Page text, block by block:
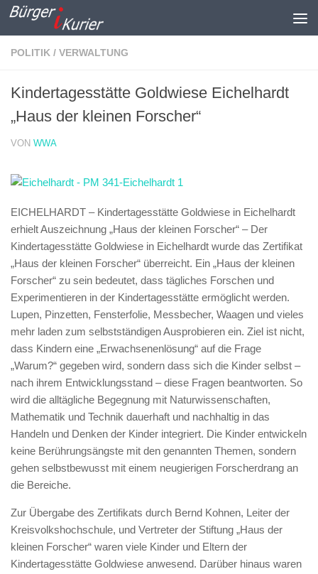
Zum Inhalt springen
POLITIK / VERWALTUNG
Kindertagesstätte Goldwiese Eichelhardt
„Haus der kleinen Forscher“
VON WWA
EICHELHARDT – Kindertagesstätte Goldwiese in Eichelhardt
erhielt Auszeichnung „Haus der kleinen Forscher“ – Der
Kindertagesstätte Goldwiese in Eichelhardt wurde das Zertifikat
„Haus der kleinen Forscher“ überreicht. Ein „Haus der kleinen
Forscher“ zu sein bedeutet, dass tägliches Forschen und
Experimentieren in der Kindertagesstätte ermöglicht werden.
Lupen, Pinzetten, Fensterfolie, Messbecher, Waagen und vieles
mehr laden zum selbstständigen Ausprobieren ein. Ziel ist nicht,
dass Kindern eine „Erwachsenenlösung“ auf die Frage
„Warum?“ gegeben wird, sondern dass sich die Kinder selbst –
nach ihrem Entwicklungsstand – diese Fragen beantworten. So
wird die alltägliche Begegnung mit Naturwissenschaften,
Mathematik und Technik dauerhaft und nachhaltig in das
Handeln und Denken der Kinder integriert. Die Kinder entwickeln
keine Berührungsängste mit den genannten Themen, sondern
gehen selbstbewusst mit einem neugierigen Forscherdrang an
die Bereiche.
Zur Übergabe des Zertifikats durch Bernd Kohnen, Leiter der
Kreisvolkshochschule, und Vertreter der Stiftung „Haus der
kleinen Forscher“ waren viele Kinder und Eltern der
Kindertagesstätte Goldwiese anwesend. Darüber hinaus waren